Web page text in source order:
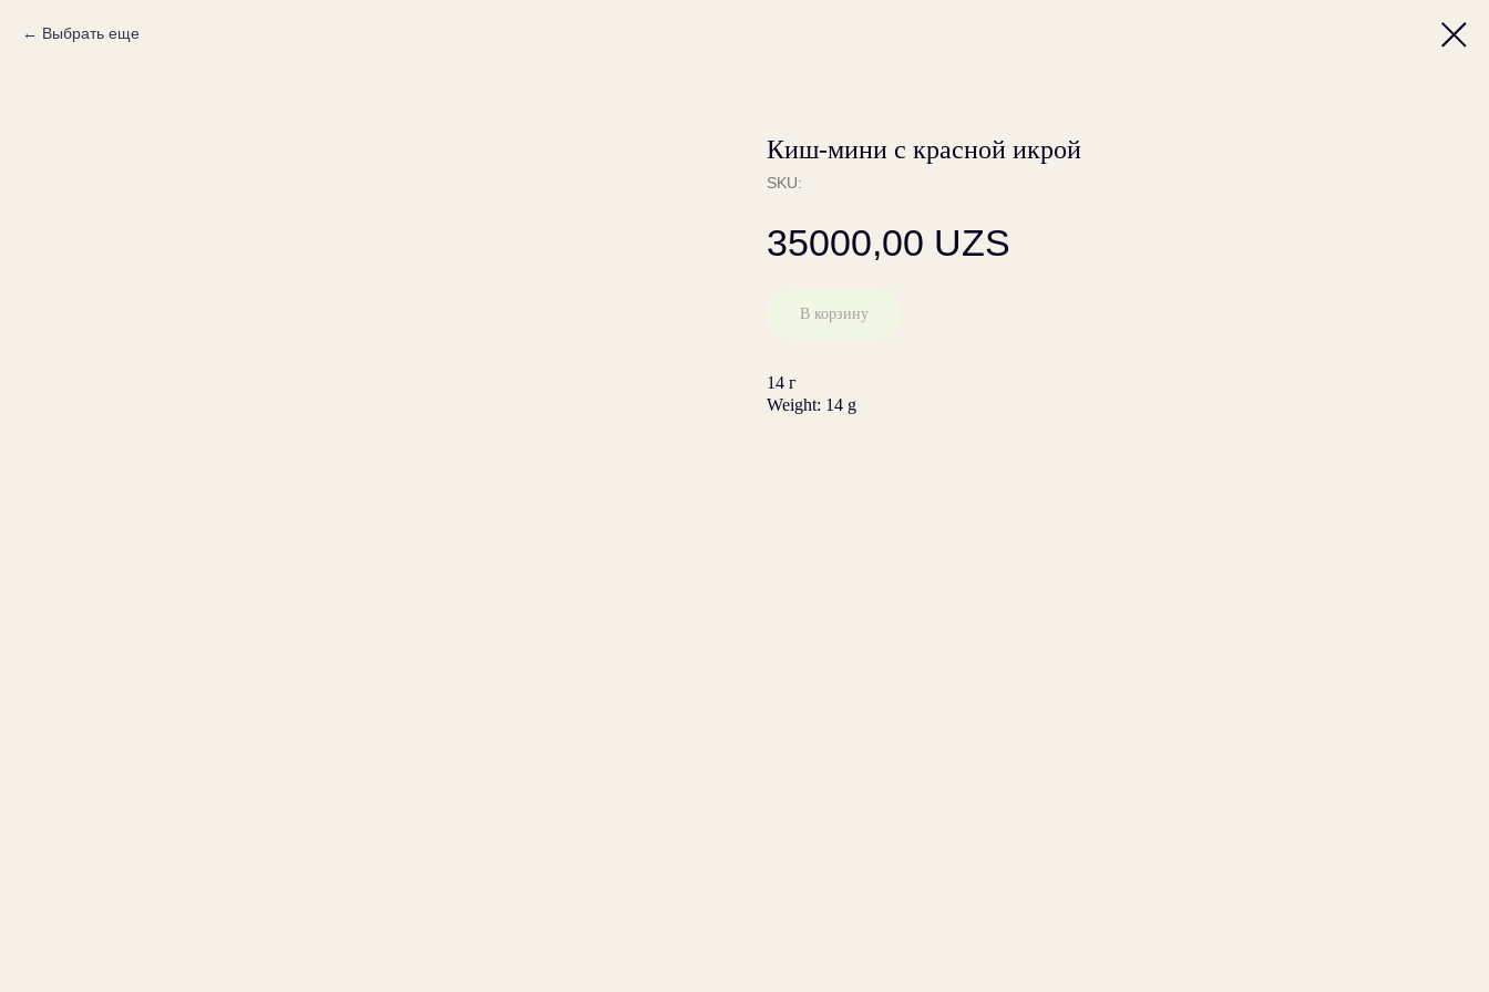
Выбрать еще
Киш-мини с красной икрой
SKU:
35000,00 UZS
В корзину
14 г
Weight: 14 g